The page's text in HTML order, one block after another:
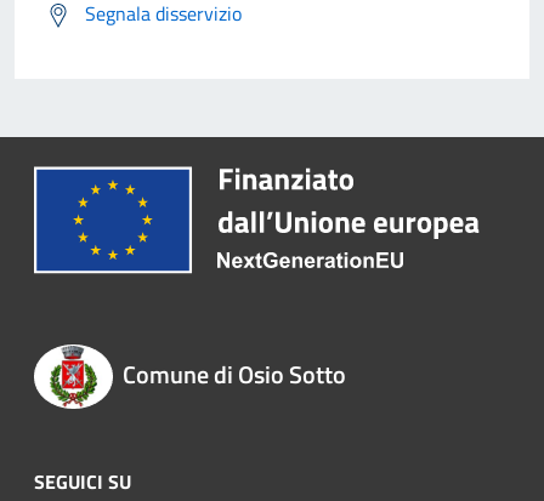
Segnala disservizio
Comune di Osio Sotto
SEGUICI SU